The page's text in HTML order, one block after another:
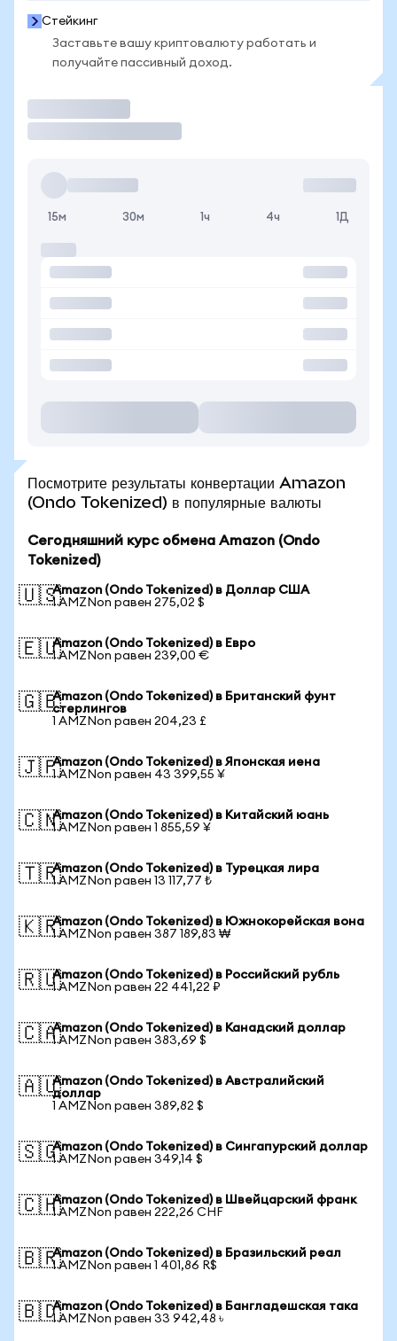
Стейкинг
Заставьте вашу криптовалюту работать и
получайте пассивный доход.
15м 30м 1ч 4ч 1Д
Посмотрите результаты конвертации Amazon
(Ondo Tokenized) в популярные валюты
Сегодняшний курс обмена Amazon (Ondo
Tokenized)
🇺🇸Amazon (Ondo Tokenized) в Доллар США
1 AMZNon равен 275,02 $
🇪🇺Amazon (Ondo Tokenized) в Евро
1 AMZNon равен 239,00 €
🇬🇧Amazon (Ondo Tokenized) в Британский фунт
стерлингов
1 AMZNon равен 204,23 £
🇯🇵Amazon (Ondo Tokenized) в Японская иена
1 AMZNon равен 43 399,55 ¥
🇨🇳Amazon (Ondo Tokenized) в Китайский юань
1 AMZNon равен 1 855,59 ¥
🇹🇷Amazon (Ondo Tokenized) в Турецкая лира
1 AMZNon равен 13 117,77 ₺
🇰🇷Amazon (Ondo Tokenized) в Южнокорейская вона
1 AMZNon равен 387 189,83 ₩
🇷🇺Amazon (Ondo Tokenized) в Российский рубль
1 AMZNon равен 22 441,22 ₽
🇨🇦Amazon (Ondo Tokenized) в Канадский доллар
1 AMZNon равен 383,69 $
🇦🇺Amazon (Ondo Tokenized) в Австралийский
доллар
1 AMZNon равен 389,82 $
🇸🇬Amazon (Ondo Tokenized) в Сингапурский доллар
1 AMZNon равен 349,14 $
🇨🇭Amazon (Ondo Tokenized) в Швейцарский франк
1 AMZNon равен 222,26 CHF
🇧🇷Amazon (Ondo Tokenized) в Бразильский реал
1 AMZNon равен 1 401,86 R$
🇧🇩Amazon (Ondo Tokenized) в Бангладешская така
1 AMZNon равен 33 942,48 ৳